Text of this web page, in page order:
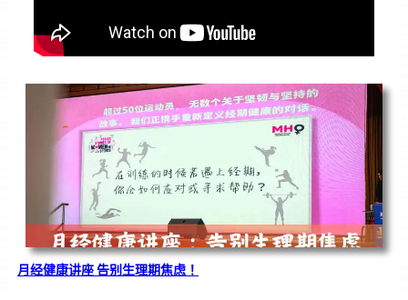
月经健康讲座 告别生理期焦虑！